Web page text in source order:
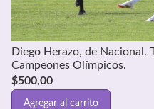
Diego Herazo, de Nacional.
Campeones Olímpicos.
$500,00
Agregar al carrito